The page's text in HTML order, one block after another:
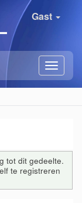
Gast
tot dit gedeelte.
te registreren